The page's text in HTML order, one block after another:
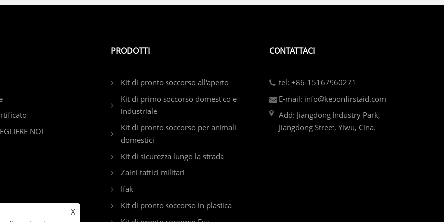
NOI
PRODOTTI
Kit di pronto soccorso all'aperto
Kit di primo soccorso domestico e
industriale
Kit di pronto soccorso per animali
domestici
Kit di sicurezza lungo la strada
Zaini tattici militari
Ifak
Kit di pronto soccorso in plastica
CONTATTACI
tel: +86-15167960271
E-mail: info@kebonfirstaid.com
Add: Jiangdong Industry Park,
Jiangdong Street, Yiwu, Cina.
X